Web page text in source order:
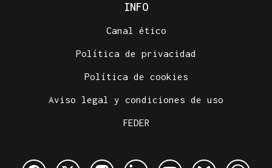
INFO
Canal ético
Política de privacidad
Política de cookies
Aviso legal y condiciones de uso
FEDER